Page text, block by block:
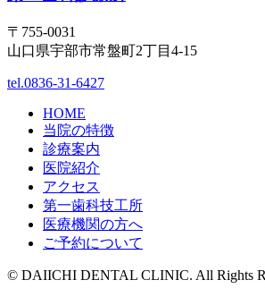
〒755-0031
山口県宇部市常盤町2丁目4-15
tel.0836-31-6427
HOME
当院の特徴
診療案内
医院紹介
アクセス
第一歯科技工所
医療機関の方へ
ご予約について
© DAIICHI DENTAL CLINIC. All Rights